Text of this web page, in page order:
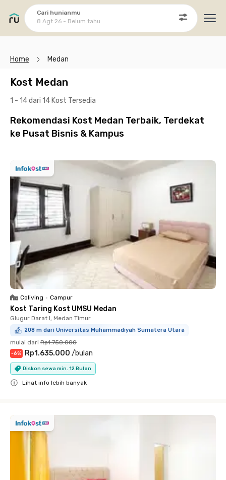
Cari hunianmu
8 Agt 26 - Belum tahu
Home Medan
Kost Medan
1 - 14 dari 14 Kost Tersedia
Rekomendasi Kost Medan Terbaik, Terdekat
ke Pusat Bisnis & Kampus
Coliving • Campur
Kost Taring Kost UMSU Medan
Glugur Darat I, Medan Timur
208 m dari Universitas Muhammadiyah Sumatera Utara
mulai dari Rp1.750.000
-6% Rp1.635.000 /bulan
Diskon sewa min. 12 Bulan
Lihat info lebih banyak